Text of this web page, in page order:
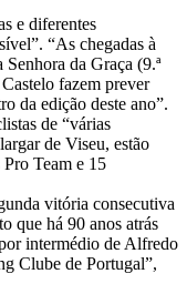
e diferentes
“As chegadas à
Senhora da Graça (9.ª
fazem prever
da edição deste ano”.
de “várias
de Viseu, estão
Team e 15
vitória consecutiva
que há 90 anos atrás
intermédio de Alfredo
Clube de Portugal”,